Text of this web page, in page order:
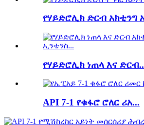
የሃይድሮሊክ ድርብ አክቲንግ
የሃይድሮሊክ ነጠላ እና
API 7-1 የቁፋሮ ሮለር ሪአ...